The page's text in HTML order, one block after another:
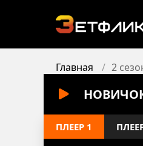
Главная 2
ПЛЕЕР 1